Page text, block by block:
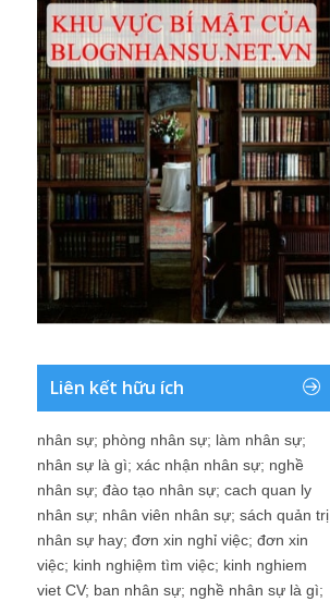
Liên kết hữu ích
nhân sự; phòng nhân sự; làm nhân sự;
nhân sự là gì; xác nhận nhân sự; nghề
nhân sự; đào tạo nhân sự; cach quan ly
nhân sự; nhân viên nhân sự; sách quản trị
nhân sự hay; đơn xin nghỉ việc; đơn xin
việc; kinh nghiệm tìm việc; kinh nghiem
viet CV; ban nhân sự; nghề nhân sự là gì;